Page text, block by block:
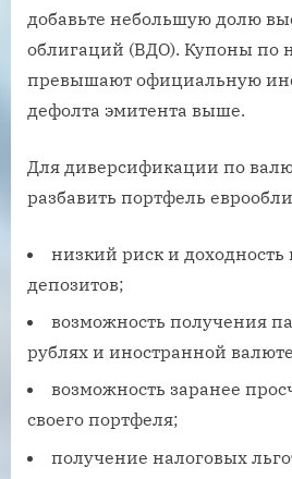
добавьте небольшую долю
облигаций (ВДО). Купоны по
превышают официальную
дефолта эмитента выше.
Для диверсификации по
разбавить портфель
низкий риск и
депозитов;
возможность получения
рублях и иностранной
возможность заранее
своего портфеля;
получение налоговых